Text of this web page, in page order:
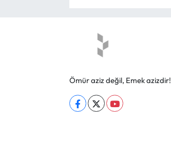
Ömür aziz değil, Emek azizdir!